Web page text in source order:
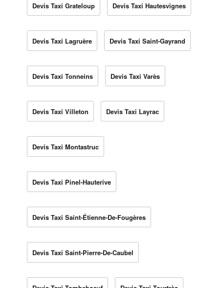
Devis Taxi Grateloup Devis Taxi Hautesvignes
Devis Taxi Lagruère Devis Taxi Saint-Gayrand
Devis Taxi Tonneins Devis Taxi Varès
Devis Taxi Villeton Devis Taxi Layrac
Devis Taxi Montastruc
Devis Taxi Pinel-Hauterive
Devis Taxi Saint-Étienne-De-Fougères
Devis Taxi Saint-Pierre-De-Caubel